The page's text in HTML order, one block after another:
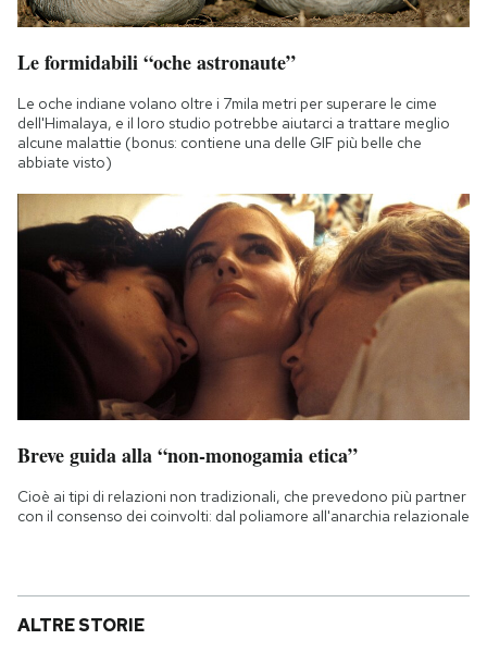
Le formidabili “oche astronaute”
Le oche indiane volano oltre i 7mila metri per superare le cime
dell'Himalaya, e il loro studio potrebbe aiutarci a trattare meglio
alcune malattie (bonus: contiene una delle GIF più belle che
abbiate visto)
Breve guida alla “non-monogamia etica”
Cioè ai tipi di relazioni non tradizionali, che prevedono più partner
con il consenso dei coinvolti: dal poliamore all'anarchia relazionale
ALTRE STORIE